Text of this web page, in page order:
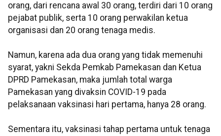
orang, dari rencana awal 30 orang, terdiri dari 10 orang
pejabat publik, serta 10 orang perwakilan ketua
organisasi dan 20 orang tenaga medis.
Namun, karena ada dua orang yang tidak memenuhi
syarat, yakni Sekda Pemkab Pamekasan dan Ketua
DPRD Pamekasan, maka jumlah total warga
Pamekasan yang divaksin COVID-19 pada
pelaksanaan vaksinasi hari pertama, hanya 28 orang.
Sementara itu, vaksinasi tahap pertama untuk tenaga